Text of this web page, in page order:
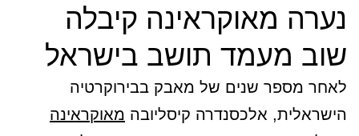
נערה מאוקראינה קיבלה
שוב מעמד תושב בישראל
לאחר מספר שנים של מאבק בבירוקרטיה
הישראלית, אלכסנדרה קיסליובה מאוקראינה